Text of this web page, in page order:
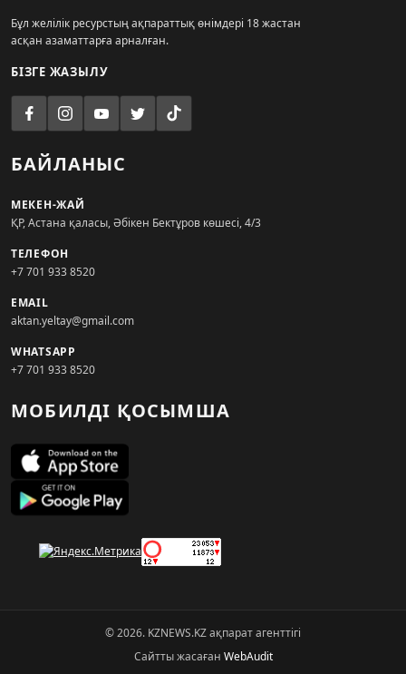
Бұл желілік ресурстың ақпараттық өнімдері 18 жастан
асқан азаматтарға арналған.
БІЗГЕ ЖАЗЫЛУ
БАЙЛАНЫС
МЕКЕН-ЖАЙ
ҚР, Астана қаласы, Әбікен Бектұров көшесі, 4/3
ТЕЛЕФОН
+7 701 933 8520
EMAIL
aktan.yeltay@gmail.com
WHATSAPP
+7 701 933 8520
МОБИЛДІ ҚОСЫМША
© 2026. KZNEWS.KZ ақпарат агенттігі
Сайтты жасаған WebAudit